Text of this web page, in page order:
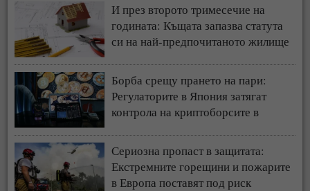
И през второто тримесечие на
годината: Къщата запазва статута
си на най-предпочитаното жилище
Борба срещу прането на пари:
Регулаторите в Япония затягат
контрола на криптоборсите в
Сериозна пропаст в защитата:
Екстремните горещини и пожарите
в Европа поставят под риск